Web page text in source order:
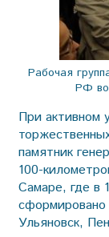
Рабочая
РФ во
При активном
памятник
100-
Самаре, где в
сформировано
Ульяновск,